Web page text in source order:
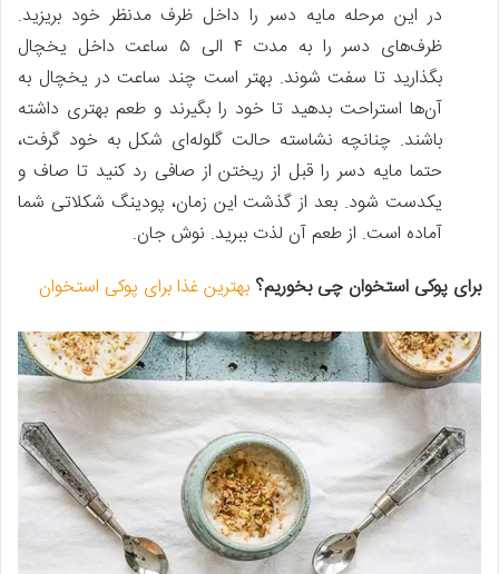
در این مرحله مایه دسر را داخل ظرف مدنظر خود بریزید.
ظرف‌های دسر را به مدت ۴ الی ۵ ساعت داخل یخچال
بگذارید تا سفت شوند. بهتر است چند ساعت در یخچال به
آن‌ها استراحت بدهید تا خود را بگیرند و طعم بهتری داشته
باشند. چنانچه نشاسته حالت گلوله‌ای شکل به خود گرفت،
حتما مایه دسر را قبل از ریختن از صافی رد کنید تا صاف و
یکدست شود. بعد از گذشت این زمان، پودینگ شکلاتی شما
آماده است. از طعم آن لذت ببرید. نوش جان.
برای پوکی استخوان چی بخوریم؟ بهترین غذا برای پوکی استخوان